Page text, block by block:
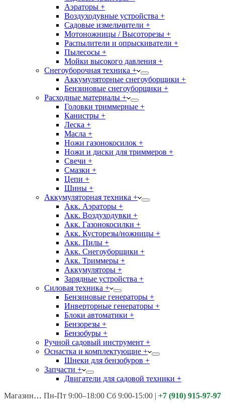
Аэраторы +
Воздуходувные устройства +
Садовые измельчители +
Мотоножницы / Высоторезы +
Распылители и опрыскиватели +
Пылесосы +
Мойки высокого давления +
Снегоуборочная техника +
Аккумуляторные снегоуборщики +
Бензиновые снегоуборщики +
Расходные материалы +
Головки триммерные +
Канистры +
Леска +
Масла +
Ножи газонокосилок +
Ножи и диски для триммеров +
Свечи +
Смазки +
Цепи +
Шины +
Аккумуляторная техника +
Акк. Аэраторы +
Акк. Воздуходувки +
Акк. Газонокосилки +
Акк. Кусторезы/ножницы +
Акк. Пилы +
Акк. Снегоуборщики +
Акк. Триммеры +
Аккумуляторы +
Зарядные устройства +
Силовая техника +
Бензиновые генераторы +
Инверторные генераторы +
Блоки автоматики +
Бензорезы +
Бензобуры +
Ручной садовый инструмент +
Оснастка и комплектующие +
Шнеки для бензобуров +
Запчасти +
Двигатели для садовой техники +
Магазины: Калуга ул. Московская д.113
Пн-Пт 9:00–18:00 Сб 9:00-15:00 | +7 (910) 915-97-97